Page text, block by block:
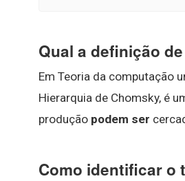
Qual a definição
Em Teoria da computação
Hierarquia de Chomsky, é
produção podem ser
Como identificar o